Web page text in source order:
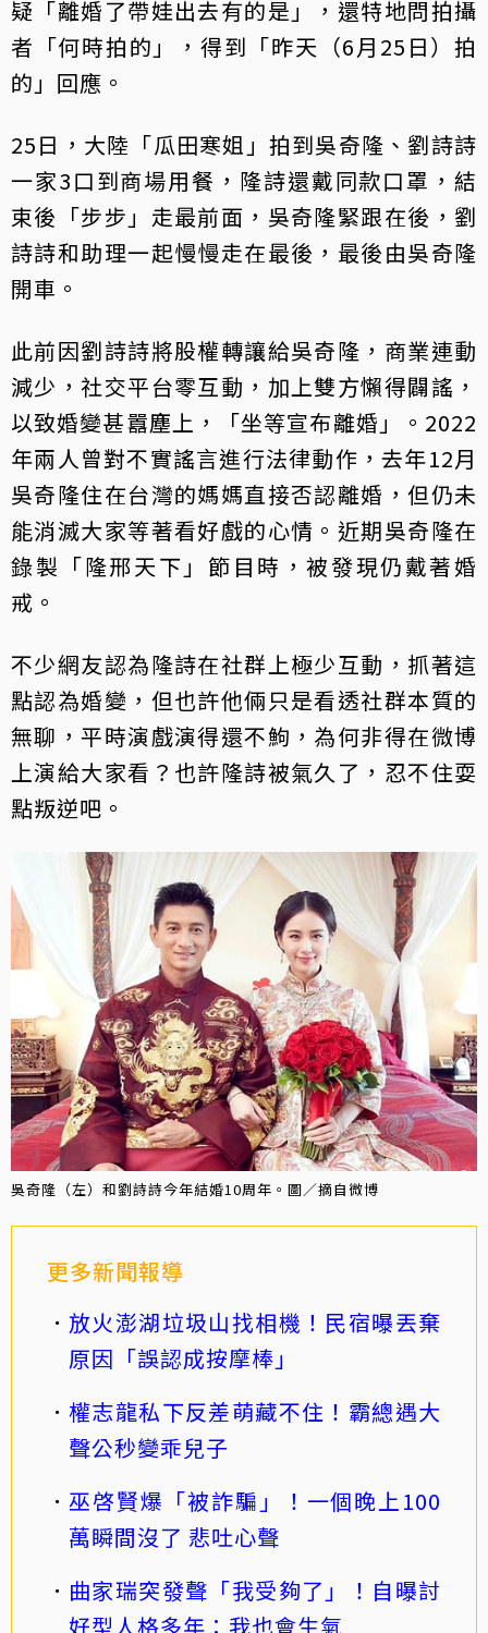
疑「離婚了帶娃出去有的是」，還特地問拍攝
者「何時拍的」，得到「昨天（6月25日）拍
的」回應。
25日，大陸「瓜田寒姐」拍到吳奇隆、劉詩詩
一家3口到商場用餐，隆詩還戴同款口罩，結
束後「步步」走最前面，吳奇隆緊跟在後，劉
詩詩和助理一起慢慢走在最後，最後由吳奇隆
開車。
此前因劉詩詩將股權轉讓給吳奇隆，商業連動
減少，社交平台零互動，加上雙方懶得闢謠，
以致婚變甚囂塵上，「坐等宣布離婚」。2022
年兩人曾對不實謠言進行法律動作，去年12月
吳奇隆住在台灣的媽媽直接否認離婚，但仍未
能消滅大家等著看好戲的心情。近期吳奇隆在
錄製「隆邢天下」節目時，被發現仍戴著婚
戒。
不少網友認為隆詩在社群上極少互動，抓著這
點認為婚變，但也許他倆只是看透社群本質的
無聊，平時演戲演得還不鮈，為何非得在微博
上演給大家看？也許隆詩被氣久了，忍不住耍
點叛逆吧。
吳奇隆（左）和劉詩詩今年結婚10周年。圖／摘自微博
更多新聞報導
放火澎湖垃圾山找相機！民宿曝丟棄
原因「誤認成按摩棒」
權志龍私下反差萌藏不住！霸總遇大
聲公秒變乖兒子
巫啓賢爆「被詐騙」！一個晚上100
萬瞬間沒了 悲吐心聲
曲家瑞突發聲「我受夠了」！自曝討
好型人格多年：我也會生氣